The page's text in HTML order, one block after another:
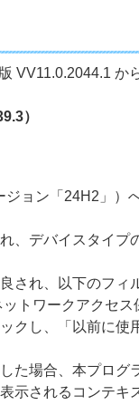
VV11.0.2044.1 か
）
ジョン「24H2」）
、デバイスタイ
され、以下のフ
トワークアクセ
クし、「以前に
た場合、本プロ
示されるコンテ